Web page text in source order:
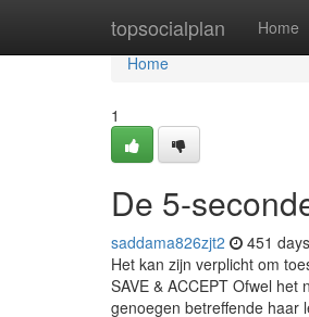
topsocialplan Home
Home
Home
1
De 5-
saddama826zjt2 451
Het kan zijn verplicht om
SAVE & ACCEPT Ofwel
genoegen betreffende haar